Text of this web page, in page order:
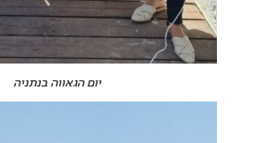
יום הגאווה בנתניה